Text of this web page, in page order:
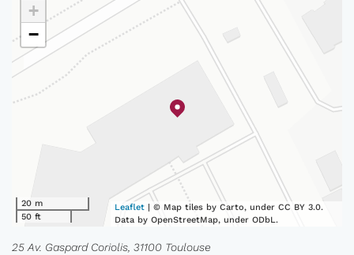
+
−
20 m
50 ft
Leaflet | © Map tiles by Carto, under CC BY 3.0.
Data by OpenStreetMap, under ODbL.
25 Av. Gaspard Coriolis, 31100 Toulouse